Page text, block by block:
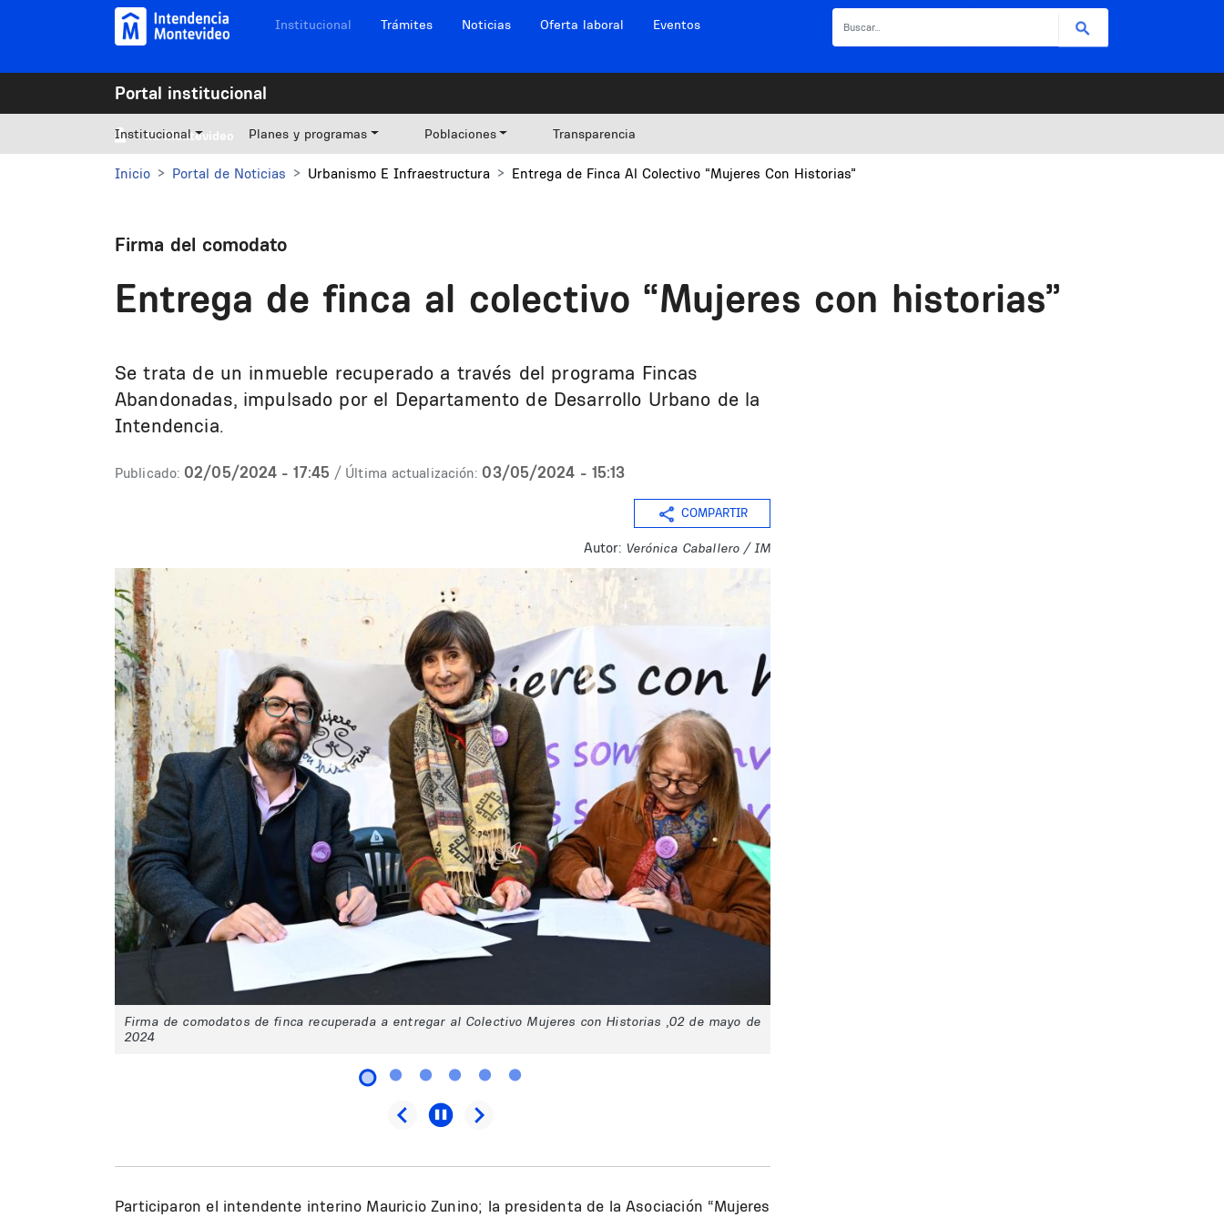
Pasar al contenido principal Navegación sitios
Institucional Trámites Noticias Oferta laboral Eventos
Portal institucional
Mi Montevideo
Institucional Planes y programas Poblaciones Transparencia
Inicio Portal de Noticias Urbanismo E Infraestructura Entrega de Finca Al Colectivo “Mujeres Con Historias”
Firma del comodato
Entrega de finca al colectivo “Mujeres con historias”
Se trata de un inmueble recuperado a través del programa Fincas
Abandonadas, impulsado por el Departamento de Desarrollo Urbano de la
Intendencia.
Publicado: 02/05/2024 - 17:45 / Última actualización: 03/05/2024 - 15:13
COMPARTIR
Autor: Verónica Caballero / IM
Firma de comodatos de finca recuperada a entregar al Colectivo Mujeres con Historias ,02 de mayo de
2024
Participaron el intendente interino Mauricio Zunino; la presidenta de la Asociación “Mujeres